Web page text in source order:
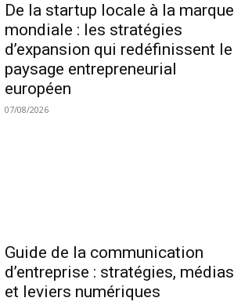
De la startup locale à la marque
mondiale : les stratégies
d’expansion qui redéfinissent le
paysage entrepreneurial
européen
07/08/2026
Guide de la communication
d’entreprise : stratégies, médias
et leviers numériques